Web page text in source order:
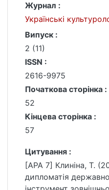
Журнал :
Українські
Випуск :
2 (11)
ISSN :
2616-9975
Початкова сторінка :
52
Кінцева сторінка :
57
Цитування :
[APA 7] Клиніна, Т.
дипломатія